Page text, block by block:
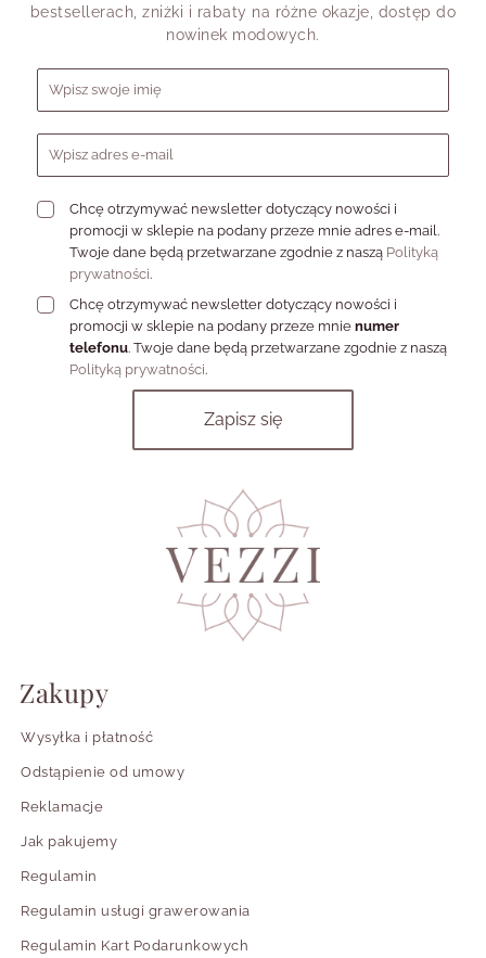
bestsellerach, zniżki i rabaty na różne okazje, dostęp do
nowinek modowych.
Formularz zapisu do newslettera
Chcę otrzymywać newsletter dotyczący nowości i
promocji w sklepie na podany przeze mnie adres e-mail.
Twoje dane będą przetwarzane zgodnie z naszą Polityką
prywatności.
Chcę otrzymywać newsletter dotyczący nowości i
promocji w sklepie na podany przeze mnie numer
telefonu. Twoje dane będą przetwarzane zgodnie z naszą
Polityką prywatności.
Zakupy
Wysyłka i płatność
Odstąpienie od umowy
Reklamacje
Jak pakujemy
Regulamin
Regulamin usługi grawerowania
Regulamin Kart Podarunkowych